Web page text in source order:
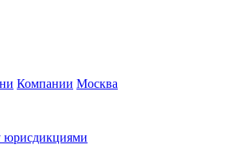
Компании Москва
юрисдикциями